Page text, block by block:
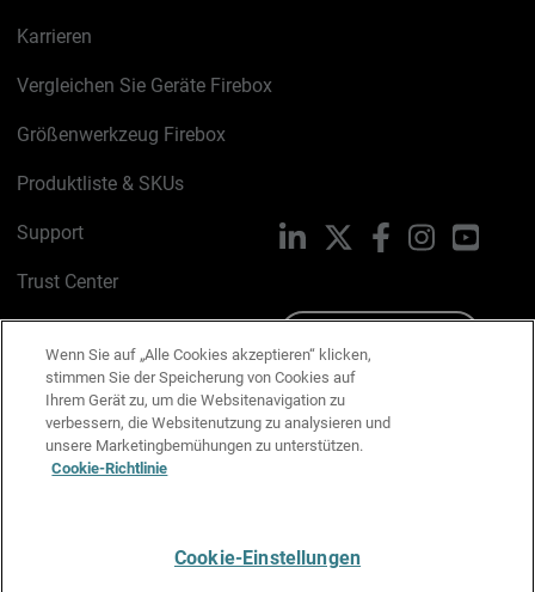
Karrieren
Vergleichen Sie Geräte Firebox
Größenwerkzeug Firebox
Produktliste & SKUs
Support
Trust Center
Cookie-Richtlinie
Datenschutzrichtlinie
Media & Brand Kit
LinkedIn FacebookInstagram
Wenn Sie auf „Alle Cookies akzeptieren“ klicken,
stimmen Sie der Speicherung von Cookies auf
Ihrem Gerät zu, um die Websitenavigation zu
verbessern, die Websitenutzung zu analysieren und
unsere Marketingbemühungen zu unterstützen.
Cookie-Richtlinie
Cookie-Einstellungen